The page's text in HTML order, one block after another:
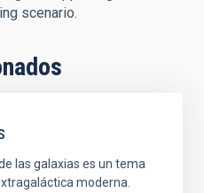
scenario.
las galaxias es un tema
moderna.